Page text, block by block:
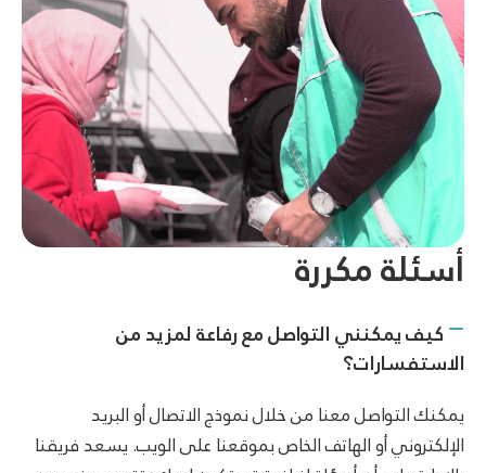
أسئلة مكررة
كيف يمكنني التواصل مع رفاعة لمزيد من
الاستفسارات؟
يمكنك التواصل معنا من خلال نموذج الاتصال أو البريد
الإلكتروني أو الهاتف الخاص بموقعنا على الويب. يسعد فريقنا